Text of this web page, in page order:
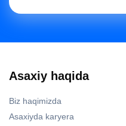
Asaxiy haqida
Biz haqimizda
Asaxiyda karyera